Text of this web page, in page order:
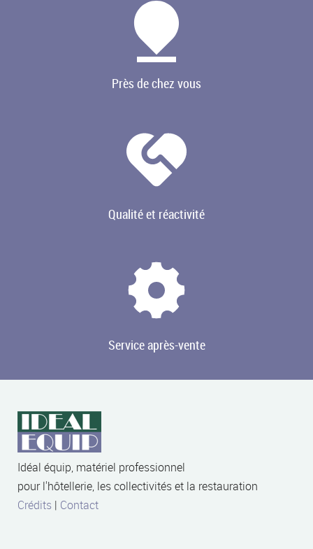
Près de chez vous
Qualité et réactivité
Service après-vente
Idéal équip, matériel professionnel
pour l'hôtellerie, les collectivités et la restauration
Crédits| Contact